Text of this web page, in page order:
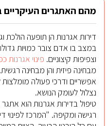
מהם האתגרים העיקריים
דירות אגרנות הן תופעה הולכת
במצב בו אדם צובר כמויות
וצפיפות קיצוניים. פינוי אגרנות
מבחינה פיזית והן מבחינה
אפשריים ודרכי פעולה
נצלול לעומק הנושא.
טיפול בדירות אגרנות הוא
רגישה ומקיפה. "המרכז לפינוי